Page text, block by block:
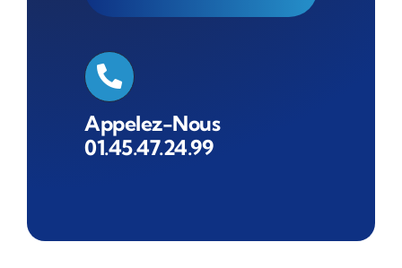
Appelez-Nous
01.45.47.24.99